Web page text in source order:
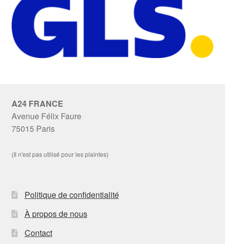
A24 FRANCE
Avenue Félix Faure
75015 Paris
(Il n'est pas utilisé pour les plaintes)
Politique de confidentialité
À propos de nous
Contact